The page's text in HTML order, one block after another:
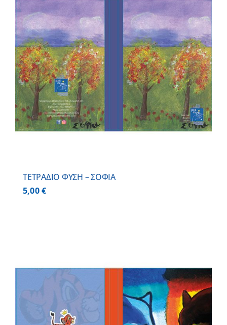
ΤΕΤΡΑΔΙΟ ΦΥΣΗ – ΣΟΦΙΑ
5,00€